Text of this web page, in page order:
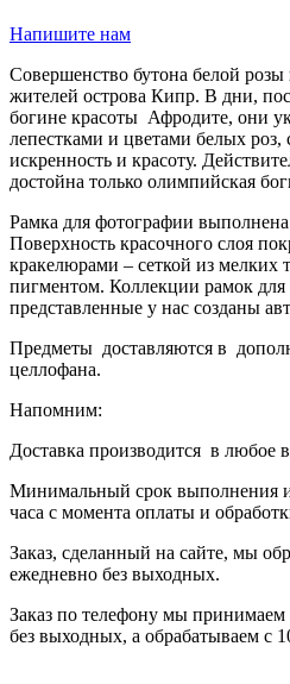
Напишите нам
Совершенство бутона белой
жителей острова Кипр. В дни,
богине красоты Афродите, они
лепестками и цветами белых
искренность и красоту.
достойна только олимпийская
Рамка для фотографии
Поверхность красочного слоя
кракелюрами – сеткой из мелких
пигментом. Коллекции рамок для
представленные у нас созданы
Предметы доставляются в
целлофана.
Напомним:
Доставка производится в любое
Минимальный срок выполнения и
часа с момента оплаты и
Заказ, сделанный на сайте, мы
ежедневно без выходных.
Заказ по телефону мы
без выходных, а обрабатываем с